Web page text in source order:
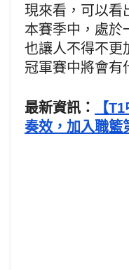
現來看，可以看
本賽季中，處於
也讓人不得不更
冠軍賽中將會有
最新資訊：
【
奏效，加入職籃